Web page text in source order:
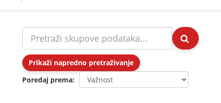
Prikaži napredno pretraživanje
Poredaj prema